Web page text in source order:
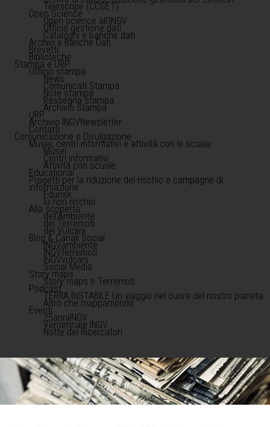
Telescope (CCGET)
Open Science
Open science all'INGV
Ufficio gestione dati
Cataloghi e banche dati
Archivi e Banche Dati
Brevetti
Biblioteche
Stampa e URP
Ufficio stampa
News
Comunicati Stampa
Note stampa
Rassegna stampa
Archivio Stampa
URP
Archivio INGVNewsletter
Contatti
Comunicazione e Divulgazione
Musei, centri informativi e attività con le scuole
Musei
Centri informativi
Attività con scuole
Educational
Progetti per la riduzione del rischio e campagne di
informazione
Edurisk
Io non rischio
Alla scoperta
dell'Ambiente
dei Terremoti
dei Vulcani
Blog & Canali Social
INGVambiente
INGVterremoti
INGVvulcani
Social Media
Story maps
Story maps e Terremoti
Podcast
TERRA INSTABILE Un viaggio nel cuore del nostro pianeta
Altro che mappamondo
Eventi
25anniINGV
Ventennale INGV
Notte dei Ricercatori